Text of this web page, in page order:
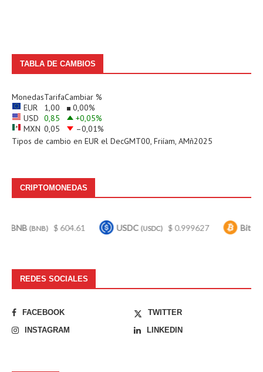
TABLA DE CAMBIOS
MonedasTarifaCambiar %
EUR
1,00 0,00%
USD 0,85 +0,05%
MXN 0,05 –0,01%
Tipos de cambio en EUR el DecGMT00, Friíam, AMñ2025
CRIPTOMONEDAS
$ 604.61 USDC(USDC) $ 0.999627 Bitcoin(BTC)
REDES SOCIALES
FACEBOOK
TWITTER
INSTAGRAM
LINKEDIN